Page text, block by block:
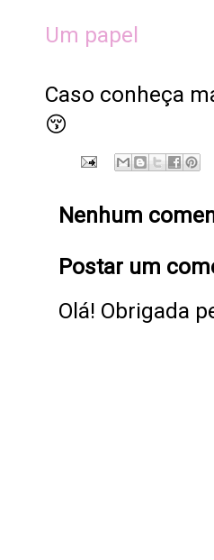
Um papel
Caso conheça
😚
Nenhum
Postar um
Olá! Obrigada